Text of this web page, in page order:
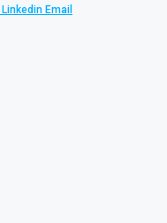
Linkedin Email